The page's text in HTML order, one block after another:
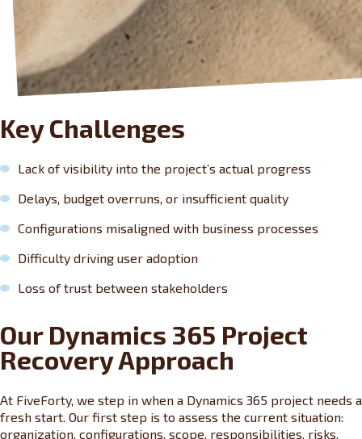
Key Challenges
Lack of visibility into the project’s actual progress
Delays, budget overruns, or insufficient quality
Configurations misaligned with business processes
Difficulty driving user adoption
Loss of trust between stakeholders
Our Dynamics 365 Project
Recovery Approach
At FiveForty, we step in when a Dynamics 365 project needs a
fresh start. Our first step is to assess the current situation:
organization, configurations, scope, responsibilities, risks,